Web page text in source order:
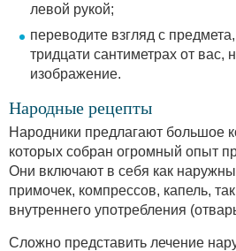
левой рукой;
переводите взгляд с
тридцати сантиметрах от вас,
изображение.
Народные рецепты
Народники предлагают большое
которых собран огромный опыт
Они включают в себя как
примочек, компрессов, капель,
внутреннего употребления
Сложно представить лечение